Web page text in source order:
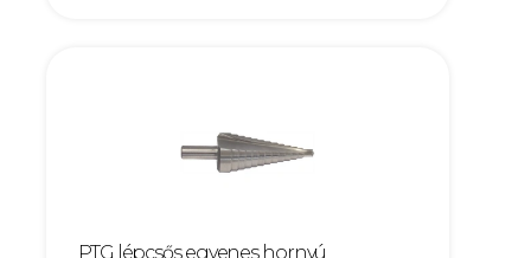
PTG lépcsős egyenes hornyú